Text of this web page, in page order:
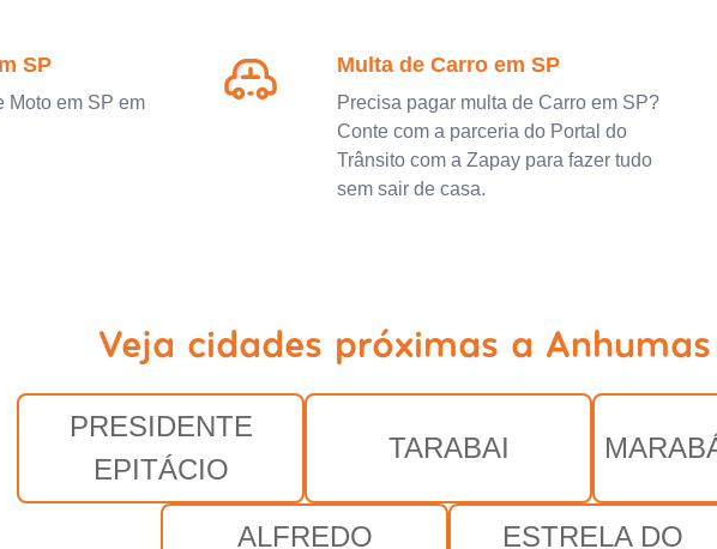
SP
Moto em SP em
Multa de Carro em SP
Precisa pagar multa de Carro em SP?
Conte com a parceria do Portal do
Trânsito com a Zapay para fazer tudo
sem sair de casa.
Veja cidades próximas a
PRESIDENTE
EPITÁCIO
TARABAI
ALFREDO ESTRELA DO